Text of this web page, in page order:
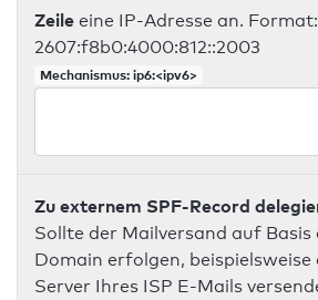
Zeile eine IP-Adresse an. Format:
2607:f8b0:4000:812::2003
Mechanismus: ip6:<ipv6>
Zu externem SPF-Record
Sollte der Mailversand auf Basis
Domain erfolgen, beispielsweise
Server Ihres ISP E-Mails